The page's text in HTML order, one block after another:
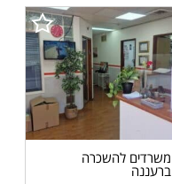
משרדים להשכרה
ברעננה